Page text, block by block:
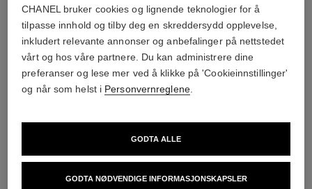
CHANEL bruker cookies og lignende teknologier for å
tilpasse innhold og tilby deg en skreddersydd opplevelse,
inkludert relevante annonser og anbefalinger på nettstedet
vårt og hos våre partnere. Du kan administrere dine
preferanser og lese mer ved å klikke på 'Cookieinnstillinger'
og når som helst i Personvernreglene.
GODTA NØDVENDIGE INFORMASJONSKAPSLER
GODTA ALLE